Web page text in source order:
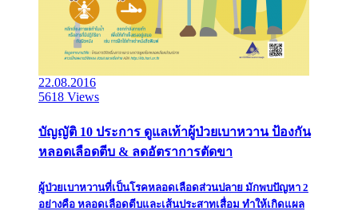
22.08.2016
5618 Views
บัญญัติ 10 ประการ ดูแลเท้าผู้ป่วยเบาหวาน ป้องกัน
หลอดเลือดตีบ & ลดอัตราการตัดขา
ผู้ป่วยเบาหวานที่เป็นโรคหลอดเลือดส่วนปลาย มักพบปัญหา 2
อย่างคือ หลอดเลือดตีบและเส้นประสาทเสื่อม ทำให้เกิดแผล